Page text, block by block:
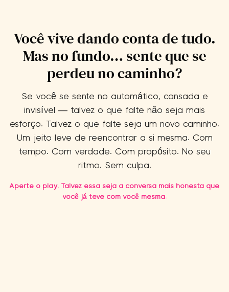
Você vive dando conta de tudo.
Mas no fundo… sente que se
perdeu no caminho?
Se você se sente no automático, cansada e
invisível — talvez o que falte não seja mais
esforço. Talvez o que falte seja um novo caminho.
Um jeito leve de reencontrar a si mesma. Com
tempo. Com verdade. Com propósito. No seu
ritmo. Sem culpa.
Aperte o play. Talvez essa seja a conversa mais honesta que
você já teve com você mesma.